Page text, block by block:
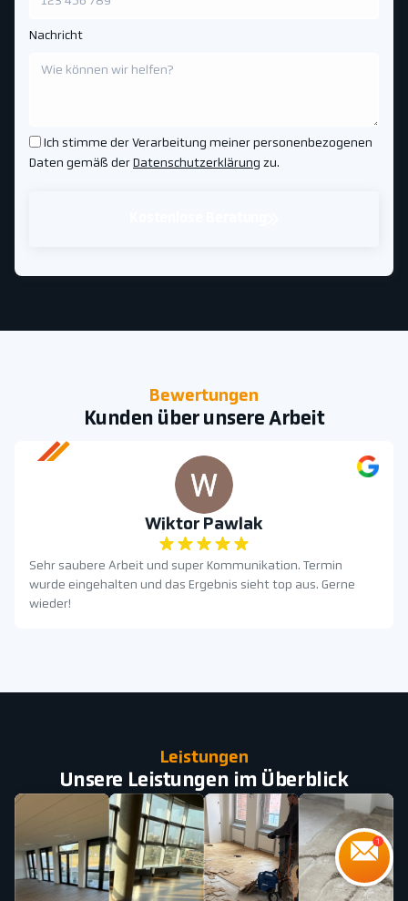
Nachricht
Ich stimme der Verarbeitung meiner personenbezogenen
Daten gemäß der Datenschutzerklärung zu.
Bewertungen
Kunden über unsere Arbeit
Wiktor Pawlak
Sehr saubere Arbeit und super Kommunikation. Termin
wurde eingehalten und das Ergebnis sieht top aus. Gerne
wieder!
Leistungen
Unsere Leistungen im Überblick